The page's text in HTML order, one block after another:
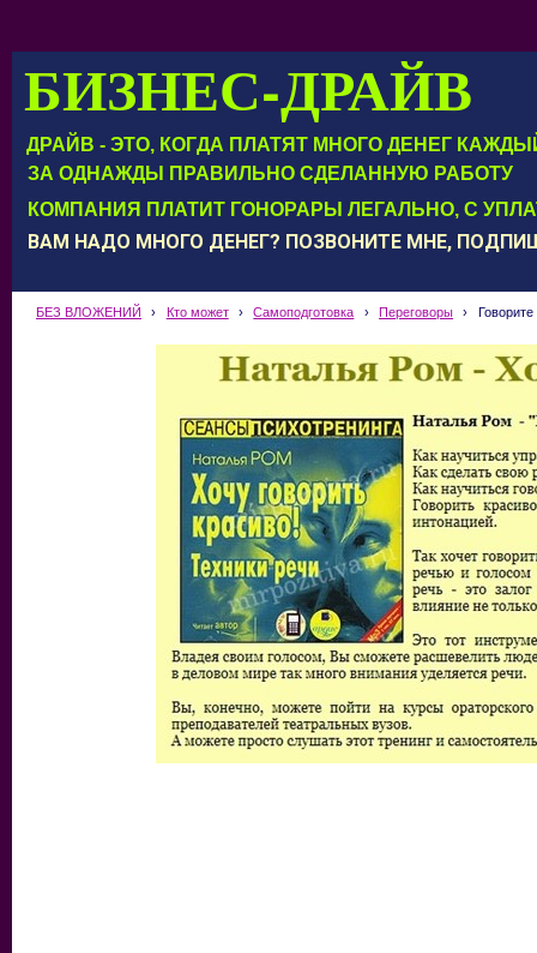
БИЗНЕС-ДРАЙВ
ДРАЙВ - ЭТО, КОГДА ПЛАТЯТ МНОГО ДЕНЕГ
КОМПАНИЯ ПЛАТИТ ГОНОРАРЫ ЛЕГАЛЬНО, С
ЗА ОДНАЖДЫ ПРАВИЛЬНО СДЕЛАННУЮ РАБОТУ
ВАМ НАДО МНОГО ДЕНЕГ? ПОЗВОНИТЕ МНЕ,
БЕЗ ВЛОЖЕНИЙ › Кто может › Самоподготовка › Переговоры ›